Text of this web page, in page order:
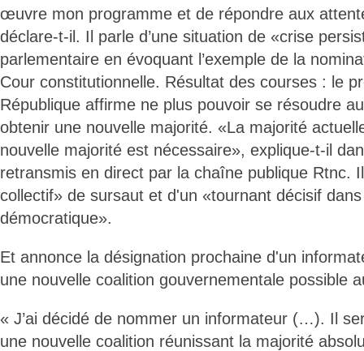
œuvre mon programme et de répondre aux
déclare-t-il. Il parle d’une situation de «crise
parlementaire en évoquant l’exemple de la
Cour constitutionnelle. Résultat des courses : le
République affirme ne plus pouvoir se résoudre
obtenir une nouvelle majorité. «La majorité
nouvelle majorité est nécessaire», explique-t-il
retransmis en direct par la chaîne publique Rtnc.
collectif» de sursaut et d'un «tournant décisif
démocratique».
Et annonce la désignation prochaine d'un
une nouvelle coalition gouvernementale possible
« J’ai décidé de nommer un informateur (…). Il
une nouvelle coalition réunissant la majorité